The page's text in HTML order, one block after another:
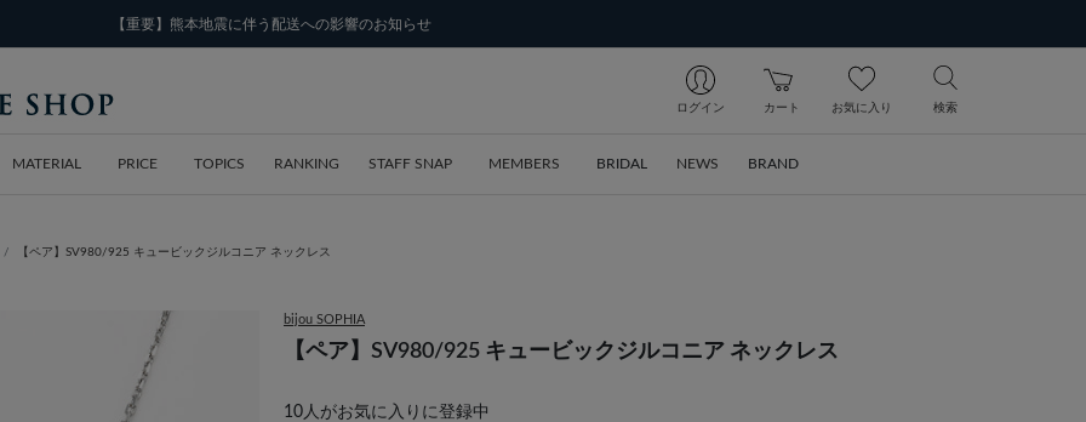
【重要】熊本地震に伴う配送への影響のお知らせ
ログイン カート お気に入り 検索
MATERIAL PRICE TOPICS RANKING STAFF SNAP MEMBERS BRIDAL NEWS BRAND
【ペア】SV980/925 キュービックジルコニア ネックレス
bijou SOPHIA
【ペア】SV980/925 キュービックジルコニア ネックレス
10人がお気に入りに登録中